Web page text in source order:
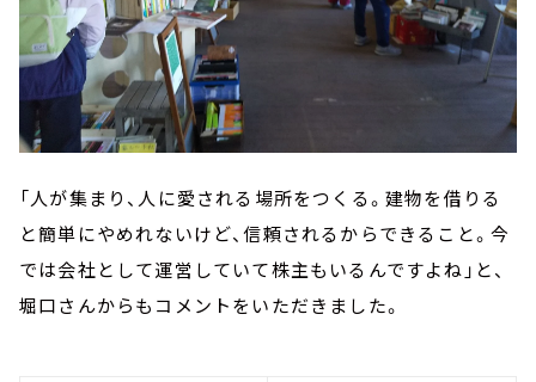
「人が集まり、人に愛される場所をつくる。建物を借りる
と簡単にやめれないけど、信頼されるからできること。今
では会社として運営していて株主もいるんですよね」と、
堀口さんからもコメントをいただきました。